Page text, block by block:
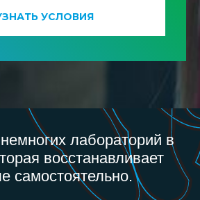
УСЛОВИЯ
лабораторий в
восстанавливает
самостоятельно.